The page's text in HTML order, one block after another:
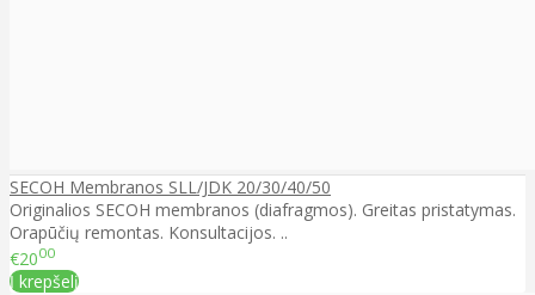
SECOH Membranos SLL/JDK 20/30/40/50
Originalios SECOH membranos (diafragmos). Greitas pristatymas.
Orapūčių remontas. Konsultacijos. ..
€2000
Į krepšelį